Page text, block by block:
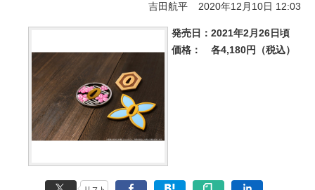
吉田航平 2020年12月10日 12:03
発売日：2021年2月26日頃
価格：
各4,180円（税込）